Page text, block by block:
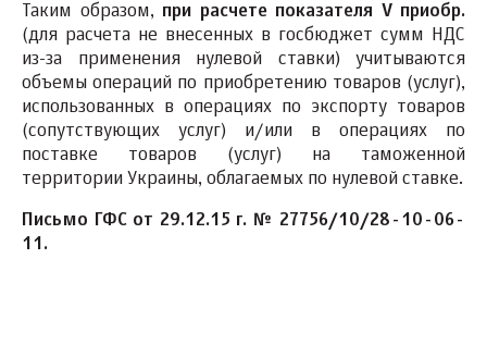
Таким образом, при расчете показателя V приобр.
(для расчета не внесенных в госбюджет сумм НДС
из-за применения нулевой ставки) учитываются
объемы операций по приобретению товаров (услуг),
использованных в операциях по экспорту товаров
(сопутствующих услуг) и/или в операциях по
поставке товаров (услуг) на таможенной
территории Украины, облагаемых по нулевой ставке.
Письмо ГФС от 29.12.15 г. № 27756/10/28-10-06-
11.